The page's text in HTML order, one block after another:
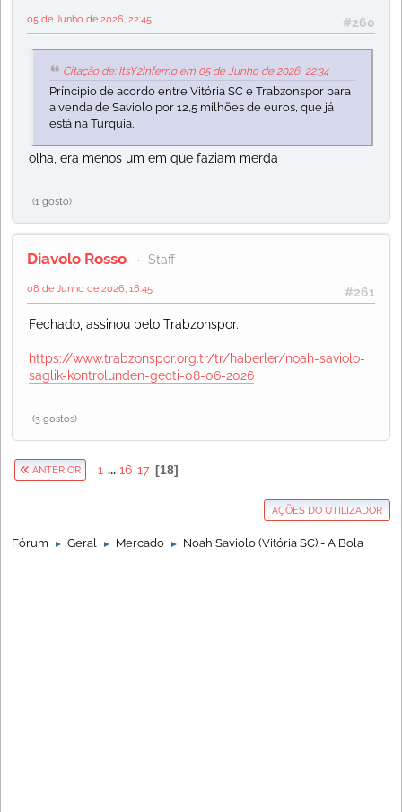
#260
05 de Junho de 2026, 22:45
Citação de: ItsY2Inferno em 05 de Junho de 2026, 22:34
Príncipio de acordo entre Vitória SC e Trabzonspor para
a venda de Saviolo por 12,5 milhões de euros, que já
está na Turquia.
olha, era menos um em que faziam merda
(1 gosto)
Diavolo Rosso Staff
#261
08 de Junho de 2026, 18:45
Fechado, assinou pelo Trabzonspor.
https://www.trabzonspor.org.tr/tr/haberler/noah-saviolo-
saglik-kontrolunden-gecti-08-06-2026
(3 gostos)
ANTERIOR 1 ... 16 17 18
AÇÕES DO UTILIZADOR
Fórum ► Geral ► Mercado ► Noah Saviolo (Vitória SC) - A Bola